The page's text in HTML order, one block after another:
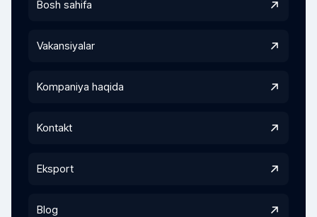
Bosh sahifa
Vakansiyalar
Kompaniya haqida
Kontakt
Eksport
Blog